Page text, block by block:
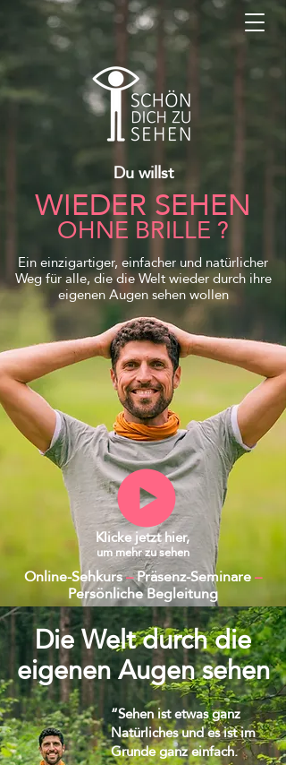
WIEDER SEHEN
OHNE BRILLE?
Ein einzigartiger, einfacher und natürlicher
Weg für alle, die die Welt wieder durch ihre
eigenen Augen sehen wollen
Du willst
Klicke jetzt hier,
um mehr zu sehen
Online-Sehkurs–Präsenz-Seminare–
Persönliche Begleitung
Die Welt durch die
eigenen Augen sehen
“Sehen ist etwas ganz
Natürliches und es ist im
Grunde ganz einfach.